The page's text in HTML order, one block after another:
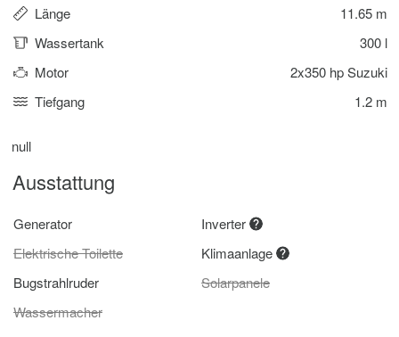
Länge
11.65 m
Wassertank
300 l
Motor
2x350 hp Suzuki
Tiefgang
1.2 m
null
Ausstattung
Generator
Inverter
Elektrische Toilette
Klimaanlage
Bugstrahlruder
Solarpanele
Wassermacher